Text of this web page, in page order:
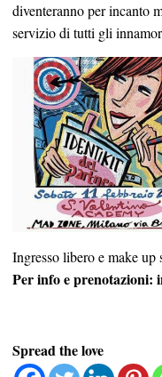
diventeranno per incanto
servizio di tutti gli
Ingresso libero e make up
Per info e prenotazioni:
Spread the love